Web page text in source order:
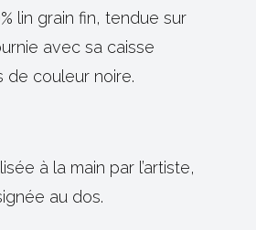
lin grain fin, tendue sur
avec sa caisse
de couleur noire.
à la main par l’artiste,
au dos.